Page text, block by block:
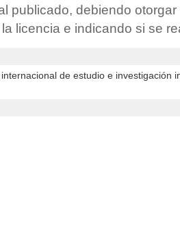
publicado, debiendo
licencia e indicando si se
de estudio e investigación